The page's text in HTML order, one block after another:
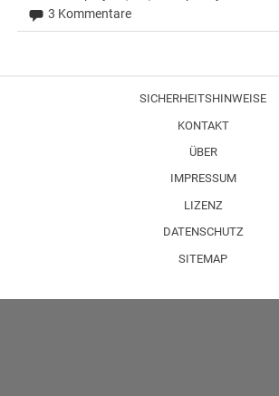
3 Kommentare
SICHERHEITSHINWEISE
KONTAKT
ÜBER
IMPRESSUM
LIZENZ
DATENSCHUTZ
SITEMAP